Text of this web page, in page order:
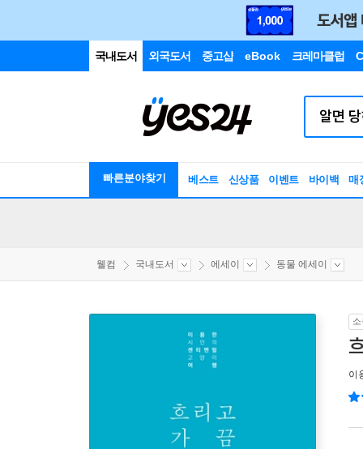
국내도서 외국도서 중고샵 eBook 크레마클럽
빠른분야찾기 베스트 신상품 이벤트 바이백 매
웰컴 국내도서 에세이 동물 에세이
이